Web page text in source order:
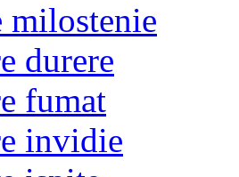
milostenie
durere
fumat
invidie